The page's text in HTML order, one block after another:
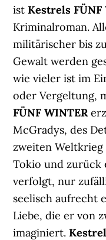
ist Kestrels FÜNF
Kriminalroman.
militärischer bis
Gewalt werden
wie vieler ist im
oder Vergeltung,
FÜNF WINTER
McGradys, des
zweiten
Tokio und zurück
verfolgt, nur
seelisch aufrecht
Liebe, die er von
imaginiert. Kestrel